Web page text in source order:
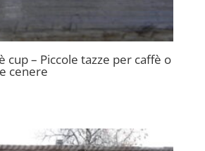
cup – Piccole tazze per caffè o
cenere